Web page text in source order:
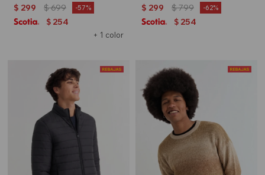
+ 1 color
$ 299 $699 57
$ 254
$ 299 $799 62
$ 254